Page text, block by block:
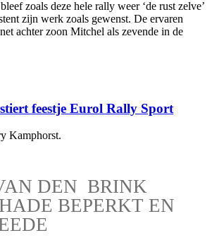
zoals deze hele rally weer ‘de rust zelve’
zijn werk zoals gewenst. De ervaren
achter zoon Mitchel als zevende in de
feestje Eurol Rally Sport
Kamphorst.
DEN BRINK
BEPERKT EN